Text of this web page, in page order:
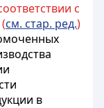
с
см. стар. ред.)
в